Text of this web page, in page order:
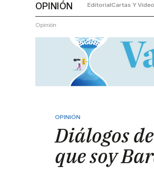
OPINIÓN EditorialCartas Y
Opinión
OPINIÓN
Diálogos
que soy